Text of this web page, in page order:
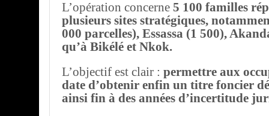
L’opération concerne 5 100 familles
plusieurs sites stratégiques,
000 parcelles), Essassa (1 500),
qu’à Bikélé et Nkok.
L’objectif est clair : permettre aux
date d’obtenir enfin un titre foncier
ainsi fin à des années d’incertitude